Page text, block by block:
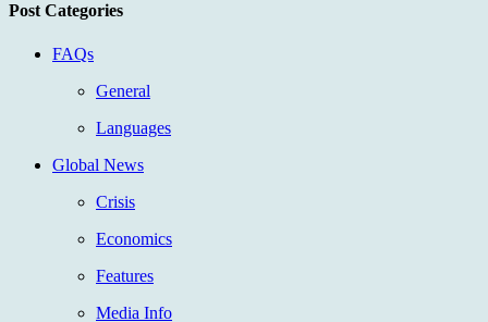
Post Categories
FAQs
General
Languages
Global News
Crisis
Economics
Features
Media Info